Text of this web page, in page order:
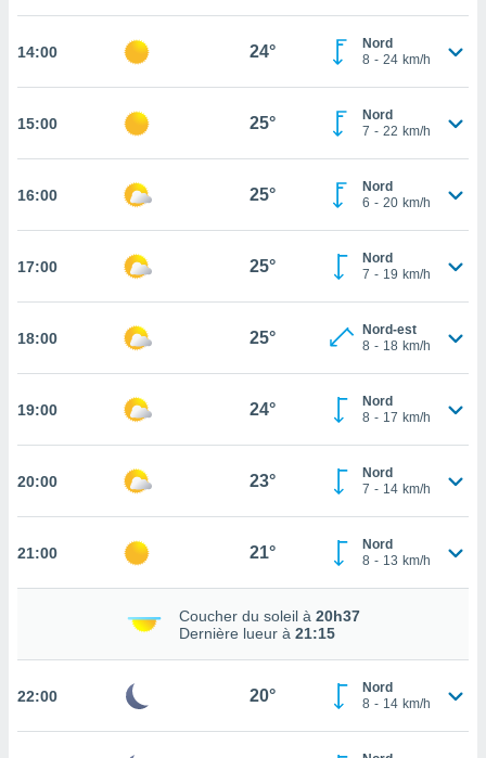
le
ainsi
la
en
de
votre
le
des
au
14:00 24°
Nord
8 - 24 km/h
15:00 25°
Nord
7 - 22 km/h
16:00 25°
Nord
6 - 20 km/h
17:00 25°
Nord
7 - 19 km/h
18:00 25°
Nord-est
8 - 18 km/h
19:00 24°
Nord
8 - 17 km/h
20:00 23°
Nord
7 - 14 km/h
21:00 21°
Nord
8 - 13 km/h
Coucher du soleil à 20h37
Dernière lueur à 21:15
22:00 20°
Nord
8 - 14 km/h